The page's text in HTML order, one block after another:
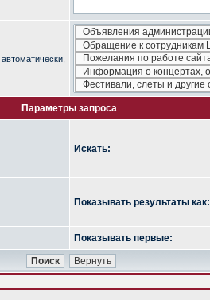
Параметры запроса
Искать:
Показывать результаты как:
Показывать первые: